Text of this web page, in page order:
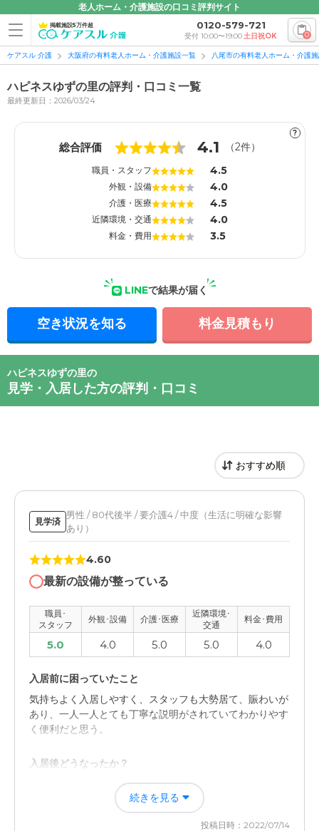
老人ホーム・介護施設の口コミ評判サイト
掲載施設5万件超 0120-579-721
受付 10:00〜19:00土日祝OK 0
ケアスル 介護 大阪府の有料老人ホーム・介護施設一覧 八尾市の有料老人ホーム・介護
ハピネスゆずの里の評判・口コミ一覧
最終更新日：2026/03/24
?
総合評価 4.1 （2件）
職員・スタッフ 4.5
外観・設備 4.0
介護・医療 4.5
近隣環境・交通 4.0
料金・費用 3.5
LINEで結果が届く
空き状況を知る 料金見積もり
ハピネスゆずの里の
見学・入居した方の評判・口コミ
見学済
男性 / 80代後半 / 要介護4 / 中度（生活に明確な影響
あり）
4.60
最新の設備が整っている
職員･
スタッフ
外観･設備 介護･医療
近隣環境･
交通
料金･費用
5.0 4.0 5.0 5.0 4.0
入居前に困っていたこと
気持ちよく入居しやすく、スタッフも大勢居て、賑わいが
あり、一人一人とても丁寧な説明がされていてわかりやす
く便利だと思う。
入居後どうなったか？
スムーズな応対で、とても丁寧だと感じていてわかりやす
く良いと思ったので、入居した。
続きを見る
投稿日時：2022/07/14